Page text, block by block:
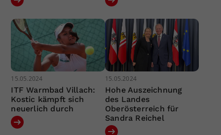
15.05.2024
ITF Warmbad Villach:
Kostic kämpft sich
neuerlich durch
15.05.2024
Hohe Auszeichnung
des Landes
Oberösterreich für
Sandra Reichel